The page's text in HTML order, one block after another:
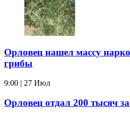
Орловец нашел массу
грибы
9:00 | 27 Июл
Орловец отдал 200 тысяч